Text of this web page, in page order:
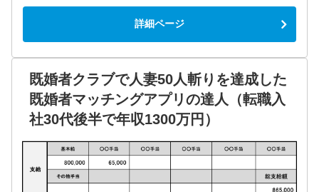
詳細ページ
既婚者クラブで人妻50人斬りを達成した
既婚者マッチングアプリの達人（転職入
社30代後半で年収1300万円）